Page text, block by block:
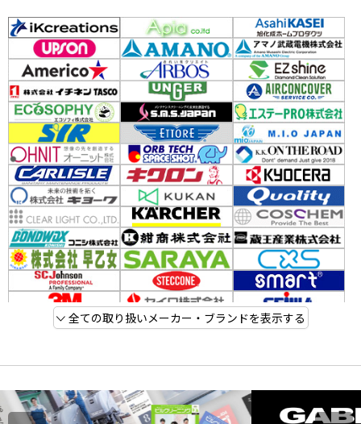
全ての取り扱いメーカー・ブランドを表示する